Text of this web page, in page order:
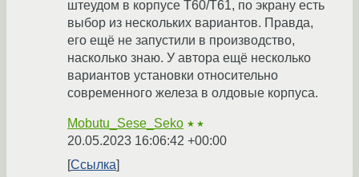
штеудом в корпусе Т60/Т61, по экрану есть
выбор из нескольких вариантов. Правда,
его ещё не запустили в производство,
насколько знаю. У автора ещё несколько
вариантов установки относительно
современного железа в олдовые корпуса.
Mobutu_Sese_Seko ★★
20.05.2023 16:06:42 +00:00
Ссылка